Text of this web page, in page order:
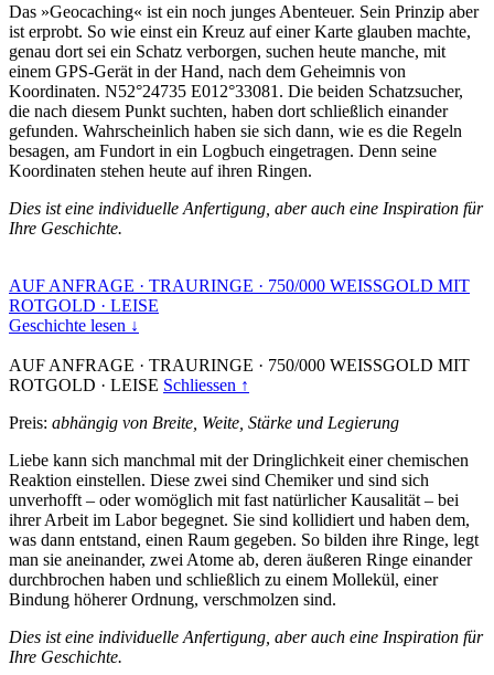
Das »Geocaching« ist ein noch junges Abenteuer. Sein Prinzip aber
ist erprobt. So wie einst ein Kreuz auf einer Karte glauben machte,
genau dort sei ein Schatz verborgen, suchen heute manche, mit
einem GPS-Gerät in der Hand, nach dem Geheimnis von
Koordinaten. N52°24735 E012°33081. Die beiden Schatzsucher,
die nach diesem Punkt suchten, haben dort schließlich einander
gefunden. Wahrscheinlich haben sie sich dann, wie es die Regeln
besagen, am Fundort in ein Logbuch eingetragen. Denn seine
Koordinaten stehen heute auf ihren Ringen.
Dies ist eine individuelle Anfertigung, aber auch eine Inspiration für
Ihre Geschichte.
AUF ANFRAGE · TRAURINGE · 750/000 WEISSGOLD MIT
ROTGOLD · LEISE
Geschichte lesen ↓
AUF ANFRAGE · TRAURINGE · 750/000 WEISSGOLD MIT
ROTGOLD · LEISE Schliessen ↑
Preis: abhängig von Breite, Weite, Stärke und Legierung
Liebe kann sich manchmal mit der Dringlichkeit einer chemischen
Reaktion einstellen. Diese zwei sind Chemiker und sind sich
unverhofft – oder womöglich mit fast natürlicher Kausalität – bei
ihrer Arbeit im Labor begegnet. Sie sind kollidiert und haben dem,
was dann entstand, einen Raum gegeben. So bilden ihre Ringe, legt
man sie aneinander, zwei Atome ab, deren äußeren Ringe einander
durchbrochen haben und schließlich zu einem Mollekül, einer
Bindung höherer Ordnung, verschmolzen sind.
Dies ist eine individuelle Anfertigung, aber auch eine Inspiration für
Ihre Geschichte.